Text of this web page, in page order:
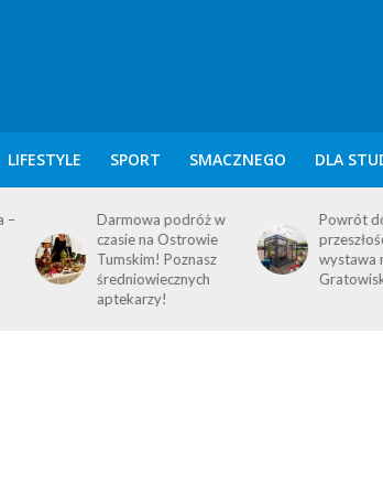
LIFESTYLE SPORT SMACZNEGO DLA
Powrót do
przeszłości –
wystawa na
Gratowisku!
SIERPNIA